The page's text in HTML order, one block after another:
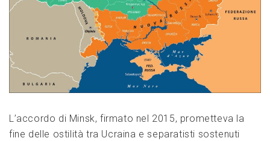
L’accordo di Minsk, firmato nel 2015, prometteva la
fine delle ostilità tra Ucraina e separatisti sostenuti